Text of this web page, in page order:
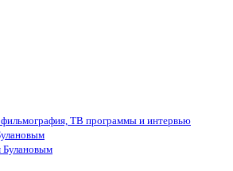
фильмография, ТВ программы и интервью
Булановым